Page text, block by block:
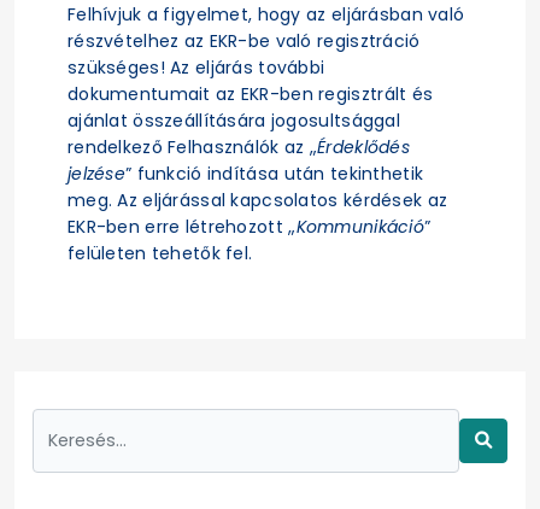
Felhívjuk a figyelmet, hogy az eljárásban való
részvételhez az EKR-be való regisztráció
szükséges! Az eljárás további
dokumentumait az EKR-ben regisztrált és
ajánlat összeállítására jogosultsággal
rendelkező Felhasználók az „Érdeklődés
jelzése” funkció indítása után tekinthetik
meg. Az eljárással kapcsolatos kérdések az
EKR-ben erre létrehozott „Kommunikáció”
felületen tehetők fel.